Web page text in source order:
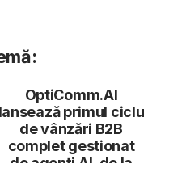
OptiComm.AI
lansează primul ciclu
de vânzări B2B
complet gestionat
de agenți AI, de la